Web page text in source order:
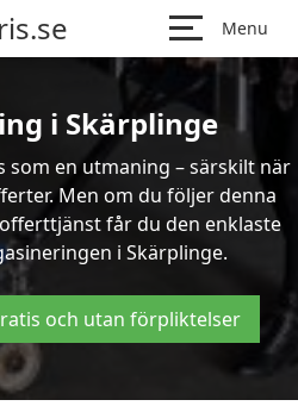
Menu
i Skärplinge
som en utmaning – särskilt när
Men om du följer denna
får du den enklaste
i Skärplinge.
och utan förpliktelser